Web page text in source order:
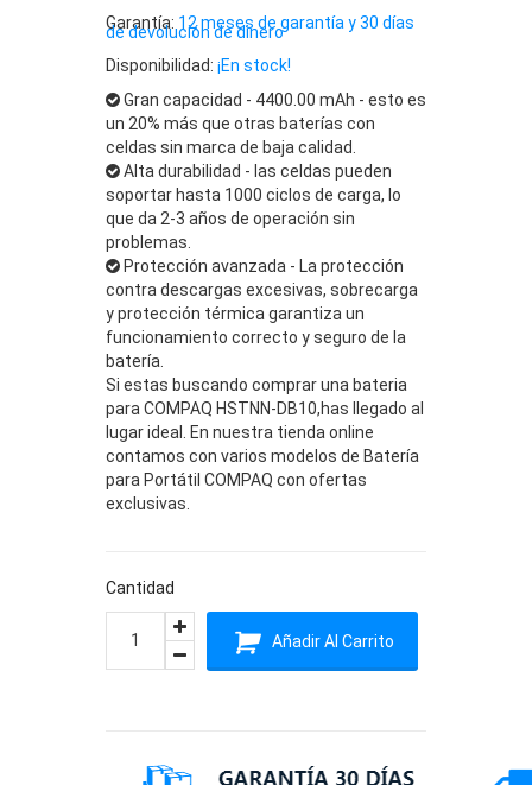
Garantía: 12 meses de garantía y 30 días
de devolución de dinero
Disponibilidad: ¡En stock!
Gran capacidad - 4400.00 mAh - esto es
un 20% más que otras baterías con
celdas sin marca de baja calidad.
Alta durabilidad - las celdas pueden
soportar hasta 1000 ciclos de carga, lo
que da 2-3 años de operación sin
problemas.
Protección avanzada - La protección
contra descargas excesivas, sobrecarga
y protección térmica garantiza un
funcionamiento correcto y seguro de la
batería.
Si estas buscando comprar una bateria
para COMPAQ HSTNN-DB10,has llegado al
lugar ideal. En nuestra tienda online
contamos con varios modelos de Batería
para Portátil COMPAQ con ofertas
exclusivas.
Cantidad
Añadir Al Carrito